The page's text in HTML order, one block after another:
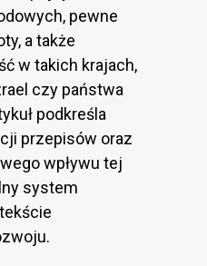
pewne
a także
w takich krajach,
czy państwa
podkreśla
przepisów oraz
wpływu tej
system